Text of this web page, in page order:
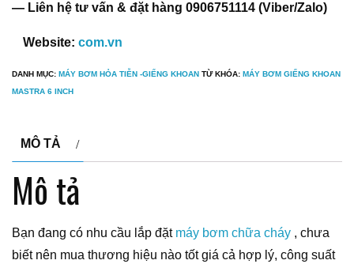
— Liên hệ tư vấn & đặt hàng 0906751114 (Viber/Zalo)
Website:com.vn
DANH MỤC: MÁY BƠM HỎA TIỄN -GIẾNG KHOAN TỪ KHÓA: MÁY BƠM GIẾNG KHOAN
MASTRA 6 INCH
MÔ TẢ
Mô tả
Bạn đang có nhu cầu lắp đặt máy bơm chữa cháy , chưa
biết nên mua thương hiệu nào tốt giá cả hợp lý, công suất